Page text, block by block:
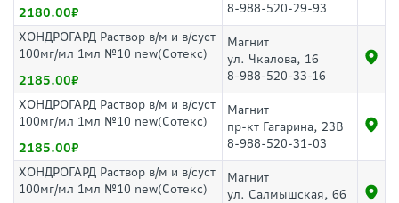
2180.00
8-988-520-29-93
ХОНДРОГАРД Раствор в/м и в/суст
100мг/мл 1мл №10 new(Сотекс)
2185.00
Магнит
ул. Чкалова, 16
8-988-520-33-16
ХОНДРОГАРД Раствор в/м и в/суст
100мг/мл 1мл №10 new(Сотекс)
2185.00
Магнит
пр-кт Гагарина, 23В
8-988-520-31-03
ХОНДРОГАРД Раствор в/м и в/суст
100мг/мл 1мл №10 new(Сотекс)
Магнит
ул. Салмышская, 66